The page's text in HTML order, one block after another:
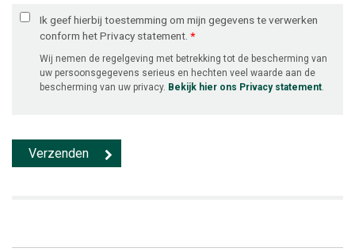
Ik geef hierbij toestemming om mijn gegevens te verwerken
conform het Privacy statement. *
Wij nemen de regelgeving met betrekking tot de bescherming van
uw persoonsgegevens serieus en hechten veel waarde aan de
bescherming van uw privacy. Bekijk hier ons Privacy statement.